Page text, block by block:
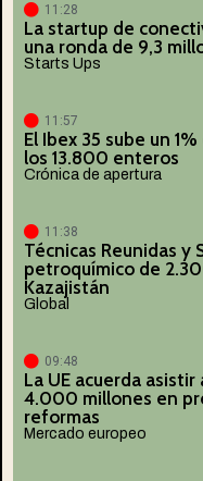
11:28
La startup de
una ronda de 9,3
Starts Ups
11:57
El Ibex 35 sube un
los 13.800 enteros
Crónica de apertura
11:38
Técnicas Reunidas y
petroquímico de
Kazajistán
Global
09:48
La UE acuerda
4.000 millones en
reformas
Mercado europeo